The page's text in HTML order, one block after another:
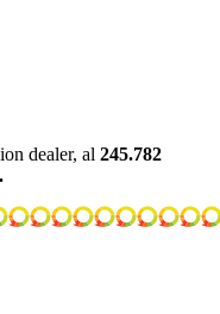
dealer, al 245.782